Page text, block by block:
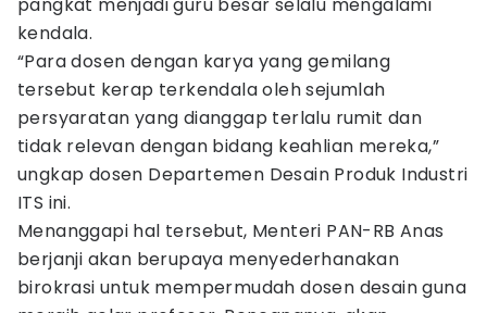
kendala.
“Para dosen dengan karya yang gemilang
tersebut kerap terkendala oleh sejumlah
persyaratan yang dianggap terlalu rumit dan
tidak relevan dengan bidang keahlian mereka,”
ungkap dosen Departemen Desain Produk Industri
ITS ini.
Menanggapi hal tersebut, Menteri PAN-RB Anas
berjanji akan berupaya menyederhanakan
birokrasi untuk mempermudah dosen desain guna